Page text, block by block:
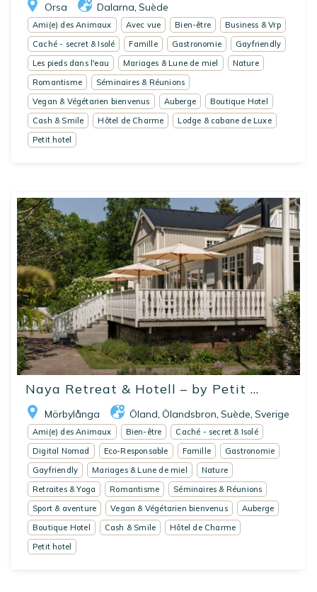
Orsa Dalarna, Suède
Ami(e) des Animaux Avec vue Bien-être
Business & Vrp
Caché - secret & Isolé
Famille Gastronomie
Gayfriendly
Les pieds dans l'eau
Mariages & Lune de miel
Nature
Romantisme
Séminaires & Réunions
Vegan & Végétarien bienvenus
Auberge
Boutique Hotel
Cash & Smile
Hôtel de Charme
Lodge & cabane de Luxe
Petit hotel
Naya Retreat & Hotell – by Petit ...
Mörbylånga Öland, Ölandsbron, Suède, Sverige
Ami(e) des Animaux Bien-être
Caché - secret & Isolé
Digital Nomad
Eco-Responsable Famille
Gastronomie
Gayfriendly
Mariages & Lune de miel
Nature
Retraites & Yoga
Romantisme
Séminaires & Réunions
Sport & aventure
Vegan & Végétarien bienvenus
Auberge
Boutique Hotel
Cash & Smile
Hôtel de Charme
Petit hotel